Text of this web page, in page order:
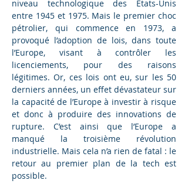
niveau technologique des Etats-Unis
entre 1945 et 1975. Mais le premier choc
pétrolier, qui commence en 1973, a
provoqué l’adoption de lois, dans toute
l’Europe, visant à contrôler les
licenciements, pour des raisons
légitimes. Or, ces lois ont eu, sur les 50
derniers années, un effet dévastateur sur
la capacité de l’Europe à investir à risque
et donc à produire des innovations de
rupture. C’est ainsi que l’Europe a
manqué la troisième révolution
industrielle. Mais cela n’a rien de fatal : le
retour au premier plan de la tech est
possible.